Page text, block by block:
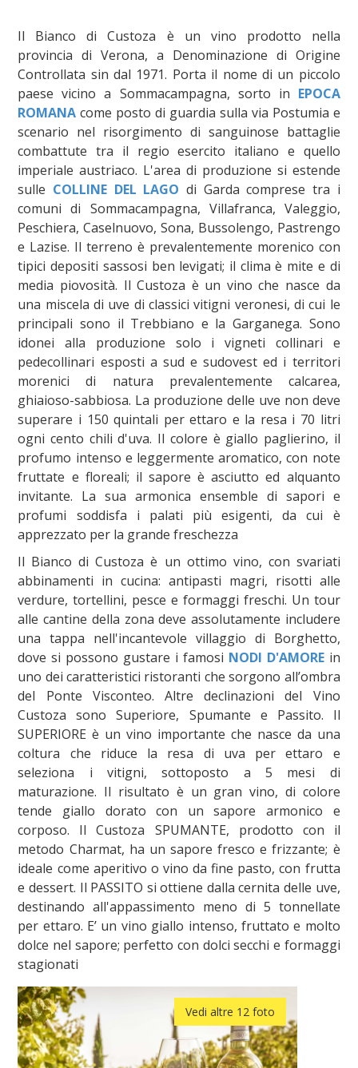
Il Bianco di Custoza è un vino prodotto nella
provincia di Verona, a Denominazione di Origine
Controllata sin dal 1971. Porta il nome di un piccolo
paese vicino a Sommacampagna, sorto in EPOCA
ROMANA come posto di guardia sulla via Postumia e
scenario nel risorgimento di sanguinose battaglie
combattute tra il regio esercito italiano e quello
imperiale austriaco. L'area di produzione si estende
sulle COLLINE DEL LAGO di Garda comprese tra i
comuni di Sommacampagna, Villafranca, Valeggio,
Peschiera, Caselnuovo, Sona, Bussolengo, Pastrengo
e Lazise. Il terreno è prevalentemente morenico con
tipici depositi sassosi ben levigati; il clima è mite e di
media piovosità. Il Custoza è un vino che nasce da
una miscela di uve di classici vitigni veronesi, di cui le
principali sono il Trebbiano e la Garganega. Sono
idonei alla produzione solo i vigneti collinari e
pedecollinari esposti a sud e sudovest ed i territori
morenici di natura prevalentemente calcarea,
ghiaioso-sabbiosa. La produzione delle uve non deve
superare i 150 quintali per ettaro e la resa i 70 litri
ogni cento chili d'uva. Il colore è giallo paglierino, il
profumo intenso e leggermente aromatico, con note
fruttate e floreali; il sapore è asciutto ed alquanto
invitante. La sua armonica ensemble di sapori e
profumi soddisfa i palati più esigenti, da cui è
apprezzato per la grande freschezza
Il Bianco di Custoza è un ottimo vino, con svariati
abbinamenti in cucina: antipasti magri, risotti alle
verdure, tortellini, pesce e formaggi freschi. Un tour
alle cantine della zona deve assolutamente includere
una tappa nell'incantevole villaggio di Borghetto,
dove si possono gustare i famosi NODI D'AMOREin
uno dei caratteristici ristoranti che sorgono all’ombra
del Ponte Visconteo. Altre declinazioni del Vino
Custoza sono Superiore, Spumante e Passito. Il
SUPERIORE è un vino importante che nasce da una
coltura che riduce la resa di uva per ettaro e
seleziona i vitigni, sottoposto a 5 mesi di
maturazione. Il risultato è un gran vino, di colore
tende giallo dorato con un sapore armonico e
corposo. Il Custoza SPUMANTE, prodotto con il
metodo Charmat, ha un sapore fresco e frizzante; è
ideale come aperitivo o vino da fine pasto, con frutta
e dessert. Il PASSITO si ottiene dalla cernita delle uve,
destinando all'appassimento meno di 5 tonnellate
per ettaro. E’ un vino giallo intenso, fruttato e molto
dolce nel sapore; perfetto con dolci secchi e formaggi
stagionati
Vedi altre 12 foto